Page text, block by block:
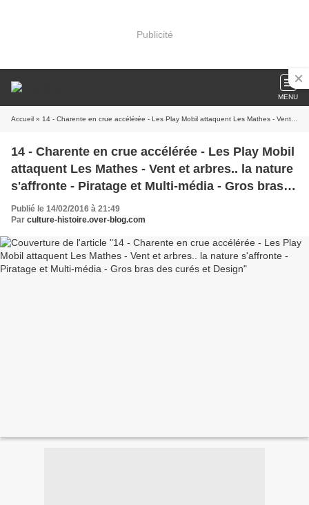
Publicité
MENU
Accueil » 14 - Charente en crue accélérée - Les Play Mobil attaquent Les Mathes - Vent et arbres.. la nature s'affronte - Piratage et Multi-média - Gros bras des curés et Design
14 - Charente en crue accélérée - Les Play Mobil
attaquent Les Mathes - Vent et arbres.. la nature
s'affronte - Piratage et Multi-média - Gros bras
des curés et Design
Publié le 14/02/2016 à 21:49
Par culture-histoire.over-blog.com